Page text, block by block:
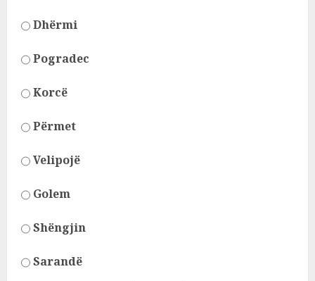
Dhërmi
Pogradec
Korcë
Përmet
Velipojë
Golem
Shëngjin
Sarandë